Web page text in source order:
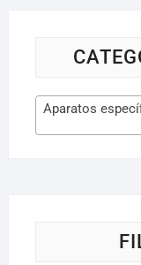
Aparatos